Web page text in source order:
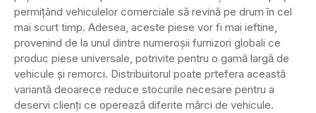
permițând vehiculelor comerciale să revină pe drum în cel
mai scurt timp. Adesea, aceste piese vor fi mai ieftine,
provenind de la unul dintre numeroșii furnizori globali ce
produc piese universale, potrivite pentru o gamă largă de
vehicule și remorci. Distribuitorul poate prtefera această
variantă deoarece reduce stocurile necesare pentru a
deservi clienți ce operează diferite mărci de vehicule.